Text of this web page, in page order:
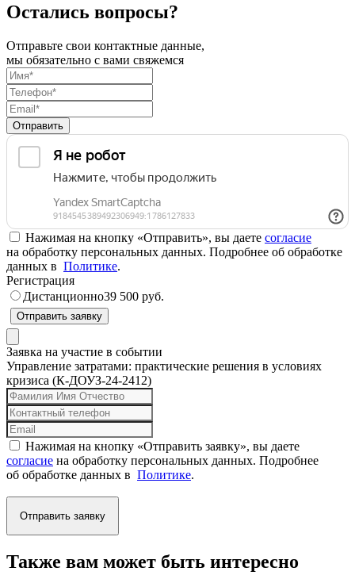
Остались вопросы?
Отправьте свои контактные данные,
мы обязательно с вами свяжемся
Отправить
Нажимая на кнопку «Отправить», вы даете согласие
на обработку персональных данных. Подробнее об обработке
данных в Политике.
Регистрация
Дистанционно39 500 руб.
Отправить заявку
Заявка на участие в событии
Управление затратами: практические решения в условиях
кризиса (К-ДОУЗ-24-2412)
Нажимая на кнопку «Отправить заявку», вы даете
согласие на обработку персональных данных. Подробнее
об обработке данных в Политике.
Отправить заявку
Также вам может быть интересно